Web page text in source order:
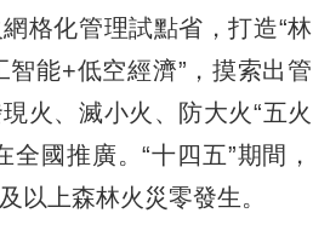
格化管理試點省，打造“林
能+低空經濟”，摸索出管
火、滅小火、防大火“五火
全國推廣。“十四五”期間，
以上森林火災零發生。